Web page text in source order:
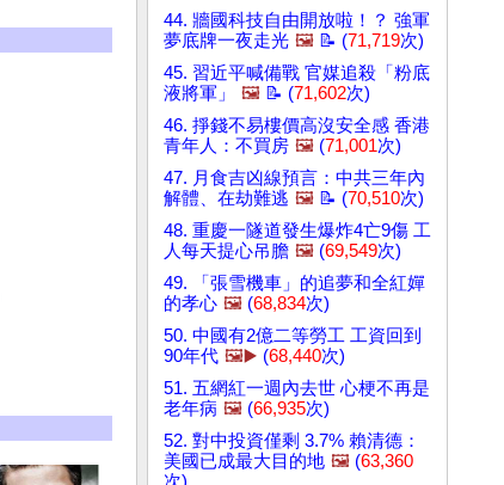
44. 牆國科技自由開放啦！？ 強軍
夢底牌一夜走光 🖼️ 📝 (71,719次)
45. 習近平喊備戰 官媒追殺「粉底
液將軍」
🖼️ 📝 (71,602次)
46. 掙錢不易樓價高沒安全感 香港
青年人：不買房 🖼️ (71,001次)
47. 月食吉凶線預言：中共三年內
解體、在劫難逃 🖼️ 📝 (70,510次)
48. 重慶一隧道發生爆炸4亡9傷 工
人每天提心吊膽 🖼️ (69,549次)
49. 「張雪機車」的追夢和全紅嬋
的孝心 🖼️ (68,834次)
50. 中國有2億二等勞工 工資回到
90年代 🖼️▶️ (68,440次)
51. 五網紅一週內去世 心梗不再是
老年病 🖼️ (66,935次)
52. 對中投資僅剩 3.7% 賴清德：
美國已成最大目的地 🖼️ (63,360